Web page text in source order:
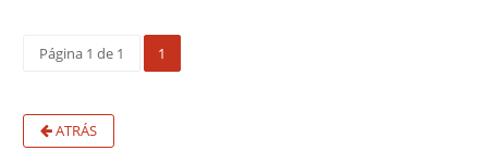
Página 1 de 1 1
ATRÁS